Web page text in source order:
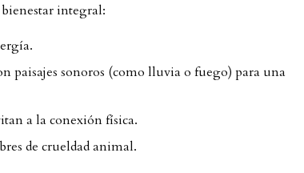
integral:
paisajes sonoros (como lluvia o fuego) para una
a la conexión física.
de crueldad animal.